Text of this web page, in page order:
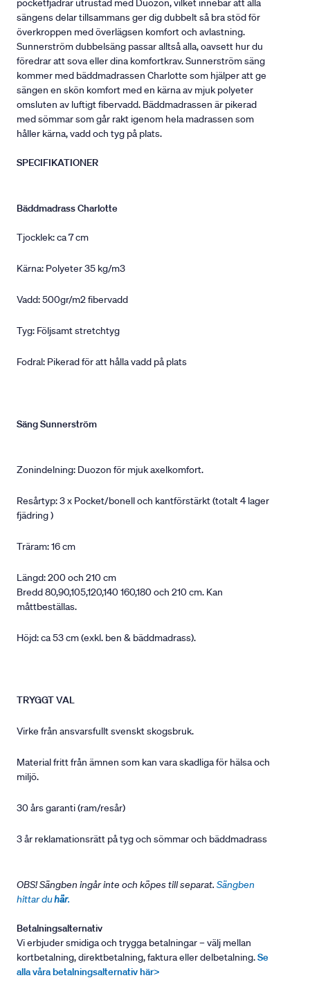
pocketfjädrar utrustad med Duozon, vilket innebär att alla
sängens delar tillsammans ger dig dubbelt så bra stöd för
överkroppen med överlägsen komfort och avlastning.
Sunnerström dubbelsäng passar alltså alla, oavsett hur du
föredrar att sova eller dina komfortkrav. Sunnerström säng
kommer med bäddmadrassen Charlotte som hjälper att ge
sängen en skön komfort med en kärna av mjuk polyeter
omsluten av luftigt fibervadd. Bäddmadrassen är pikerad
med sömmar som går rakt igenom hela madrassen som
håller kärna, vadd och tyg på plats.
SPECIFIKATIONER
Bäddmadrass Charlotte
Tjocklek: ca 7 cm
Kärna: Polyeter 35 kg/m3
Vadd: 500gr/m2 fibervadd
Tyg: Följsamt stretchtyg
Fodral: Pikerad för att hålla vadd på plats
Säng Sunnerström
Zonindelning: Duozon för mjuk axelkomfort.
Resårtyp: 3 x Pocket/bonell och kantförstärkt (totalt 4 lager
fjädring )
Träram: 16 cm
Längd: 200 och 210 cm
Bredd 80,90,105,120,140 160,180 och 210 cm. Kan
måttbeställas.
Höjd: ca 53 cm (exkl. ben & bäddmadrass).
TRYGGT VAL
Virke från ansvarsfullt svenskt skogsbruk.
Material fritt från ämnen som kan vara skadliga för hälsa och
miljö.
30 års garanti (ram/resår)
3 år reklamationsrätt på tyg och sömmar och bäddmadrass
OBS! Sängben ingår inte och köpes till separat. Sängben
hittar duhär.
Betalningsalternativ
Vi erbjuder smidiga och trygga betalningar – välj mellan
kortbetalning, direktbetalning, faktura eller delbetalning.Se
alla våra betalningsalternativ här>